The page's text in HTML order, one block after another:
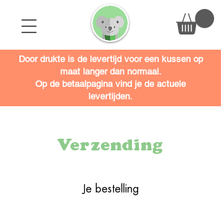
Door drukte is de levertijd voor een kussen op
maat langer dan normaal.
Op de betaalpagina vind je de actuele
levertijden.
Verzending
Je bestelling